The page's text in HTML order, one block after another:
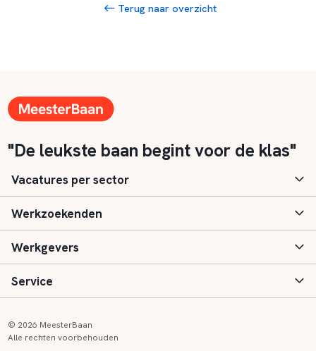
Terug naar overzicht
"De leukste baan begint voor de klas"
Vacatures per sector
Basisonderwijs
Speciaal (basis) onderwijs
Voortgezet onderwijs
Werkzoekenden
Aanmelden
Vacatures
Werkgevers
Inloggen
Service
© 2026 MeesterBaan
Alle rechten voorbehouden